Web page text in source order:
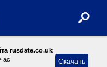
rusdate.co.uk
Скачать